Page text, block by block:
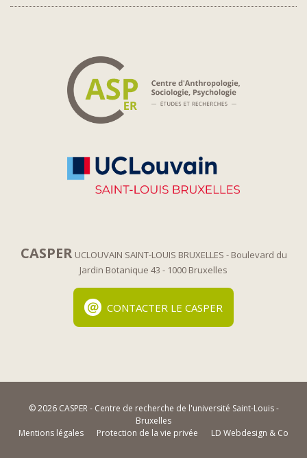
CASPER UCLOUVAIN SAINT-LOUIS BRUXELLES - Boulevard du
Jardin Botanique 43 - 1000 Bruxelles
CONTACTER LE CASPER
© 2026 CASPER - Centre de recherche de l'université Saint-Louis -
Bruxelles
Mentions légales
Protection de la vie privée LD Webdesign & Co